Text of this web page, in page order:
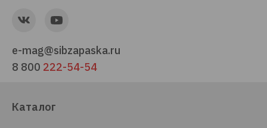
e-mag@sibzapaska.ru
8 800 222-54-54
Каталог